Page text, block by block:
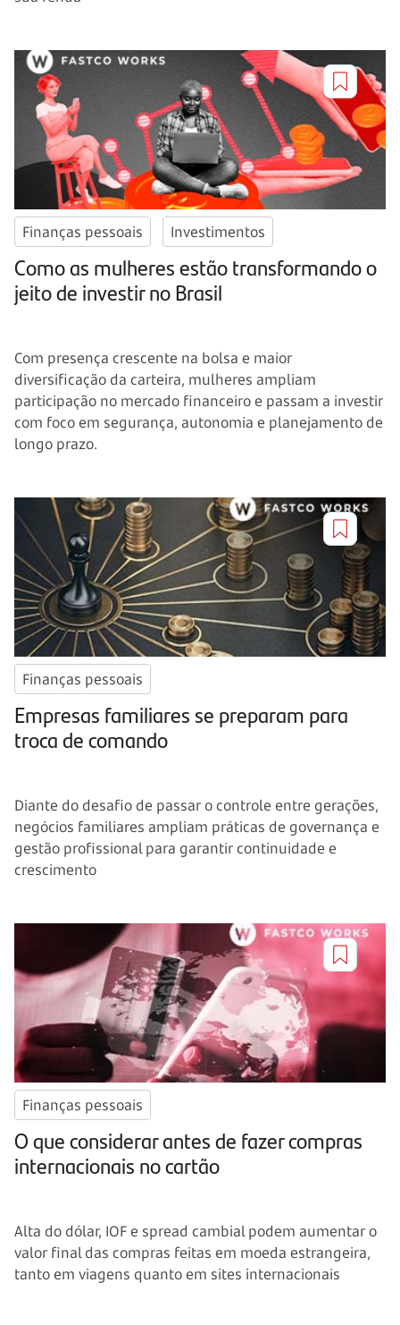
Finanças pessoais Investimentos
Como as mulheres estão transformando o
jeito de investir no Brasil
Com presença crescente na bolsa e maior
diversificação da carteira, mulheres ampliam
participação no mercado financeiro e passam a investir
com foco em segurança, autonomia e planejamento de
longo prazo.
Finanças pessoais
Empresas familiares se preparam para
troca de comando
Diante do desafio de passar o controle entre gerações,
negócios familiares ampliam práticas de governança e
gestão profissional para garantir continuidade e
crescimento
Finanças pessoais
O que considerar antes de fazer compras
internacionais no cartão
Alta do dólar, IOF e spread cambial podem aumentar o
valor final das compras feitas em moeda estrangeira,
tanto em viagens quanto em sites internacionais